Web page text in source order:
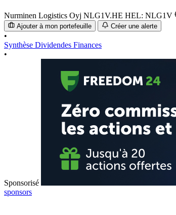
Nurminen Logistics Oyj NLG1V.HE HEL: NLG1V
Ajouter à mon portefeuille Créer une alerte
•
Synthèse Dividendes Finances
•
Sponsorisé
sponsors